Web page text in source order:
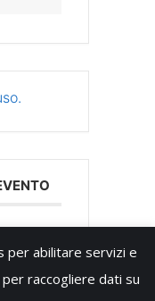
per abilitare servizi e
raccogliere dati su